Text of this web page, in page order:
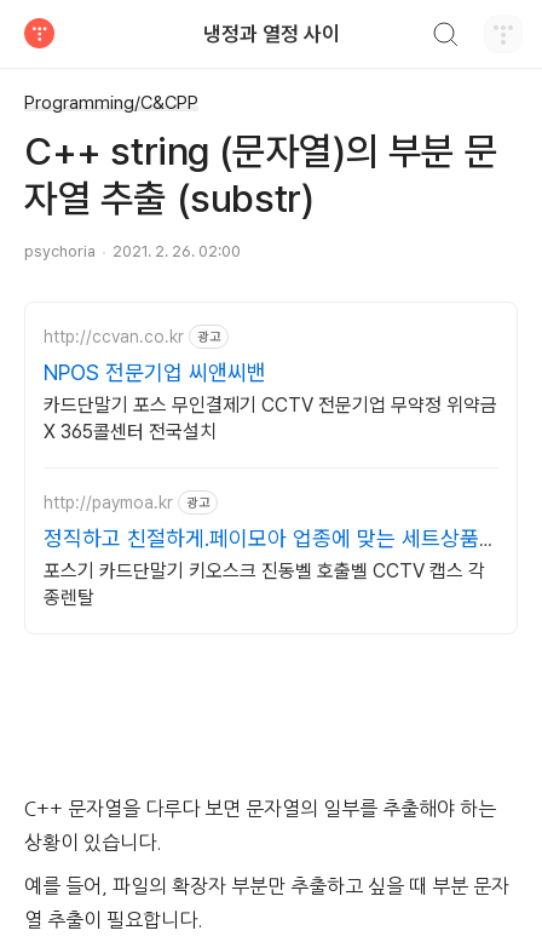
냉정과 열정 사이
Programming/C&CPP
C++ string (문자열)의 부분 문
자열 추출 (substr)
psychoria 2021. 2. 26. 02:00
http://ccvan.co.kr 광고
NPOS 전문기업 씨앤씨밴
카드단말기 포스 무인결제기 CCTV 전문기업 무약정 위약금
X 365콜센터 전국설치
http://paymoa.kr 광고
정직하고 친절하게.페이모아 업종에 맞는 세트상품
할인
포스기 카드단말기 키오스크 진동벨 호출벨 CCTV 캡스 각
종렌탈
C++ 문자열을 다루다 보면 문자열의 일부를 추출해야 하는
상황이 있습니다.
예를 들어, 파일의 확장자 부분만 추출하고 싶을 때 부분 문자
열 추출이 필요합니다.